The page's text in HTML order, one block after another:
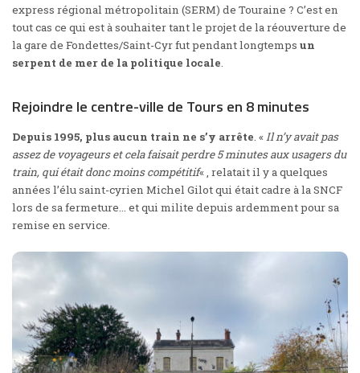
express régional métropolitain (SERM) de Touraine ? C’est en
tout cas ce qui est à souhaiter tant le projet de la réouverture de
la gare de Fondettes/Saint-Cyr fut pendant longtemps un
serpent de mer de la politique locale
Rejoindre le centre-ville de Tours en 8 minutes
Depuis 1995, plus aucun train ne s’y arrête . « Il n’y avait pas
assez de voyageurs et cela faisait perdre 5 minutes aux usagers du
train, qui était donc moins compétitif« , relatait il y a quelques
années l’élu saint-cyrien Michel Gilot qui était cadre à la SNCF
lors de sa fermeture… et qui milite depuis ardemment pour sa
remise en service.